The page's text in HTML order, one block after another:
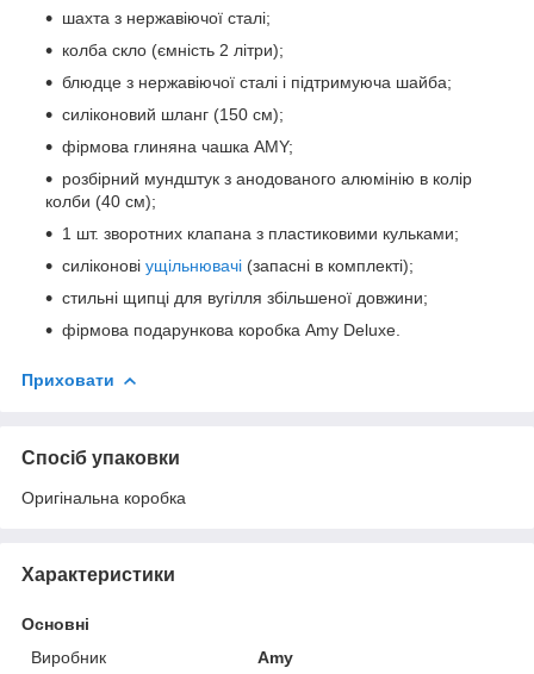
шахта з нержавіючої сталі;
колба скло (ємність 2 літри);
блюдце з нержавіючої сталі і підтримуюча шайба;
силіконовий шланг (150 см);
фірмова глиняна чашка AMY;
розбірний мундштук з анодованого алюмінію в колір
колби (40 см);
1 шт. зворотних клапана з пластиковими кульками;
силіконові ущільнювачі (запасні в комплекті);
стильні щипці для вугілля збільшеної довжини;
фірмова подарункова коробка Amy Deluxe.
Приховати
Спосіб упаковки
Оригінальна коробка
Характеристики
Основні
Виробник
Amy